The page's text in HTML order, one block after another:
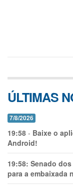
ÚLTIMAS
7/8/2026
19:58 - Baixe o
Android!
19:58: Senado
para a embaixada